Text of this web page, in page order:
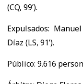
(CQ, 99’).
Expulsados:
Díaz (LS, 91’).
Público: 9.616